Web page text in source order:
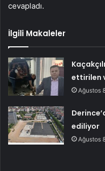
cevapladı.
İlgili Makaleler
ettirilen
Ağustos
ediliyor
Ağustos